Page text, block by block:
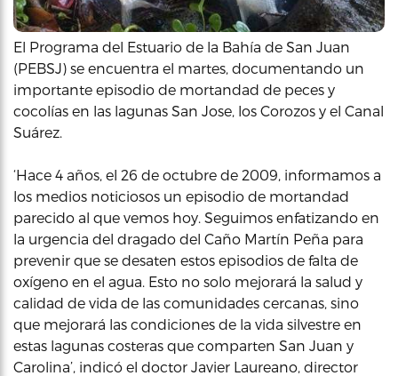
El Programa del Estuario de la Bahía de San Juan
(PEBSJ) se encuentra el martes, documentando un
importante episodio de mortandad de peces y
cocolías en las lagunas San Jose, los Corozos y el Canal
Suárez.
‘Hace 4 años, el 26 de octubre de 2009, informamos a
los medios noticiosos un episodio de mortandad
parecido al que vemos hoy. Seguimos enfatizando en
la urgencia del dragado del Caño Martín Peña para
prevenir que se desaten estos episodios de falta de
oxígeno en el agua. Esto no solo mejorará la salud y
calidad de vida de las comunidades cercanas, sino
que mejorará las condiciones de la vida silvestre en
estas lagunas costeras que comparten San Juan y
Carolina’, indicó el doctor Javier Laureano, director